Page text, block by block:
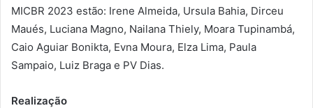
MICBR 2023 estão: Irene Almeida, Ursula Bahia, Dirceu
Maués, Luciana Magno, Nailana Thiely, Moara Tupinambá,
Caio Aguiar Bonikta, Evna Moura, Elza Lima, Paula
Sampaio, Luiz Braga e PV Dias.
Realização